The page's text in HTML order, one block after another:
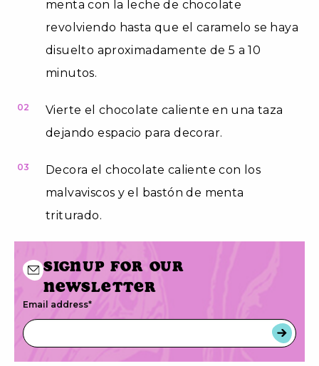
menta con la leche de chocolate
revolviendo hasta que el caramelo se haya
disuelto aproximadamente de 5 a 10
minutos.
02
Vierte el chocolate caliente en una taza
dejando espacio para decorar.
03
Decora el chocolate caliente con los
malvaviscos y el bastón de menta
triturado.
Signup for our
newsletter
Email address*